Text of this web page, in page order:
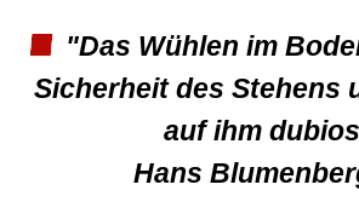
"Das Wühlen im
Sicherheit des Stehens
auf ihm
Hans